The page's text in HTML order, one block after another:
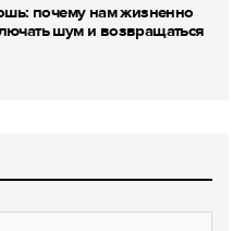
почему нам жизненно
шум и возвращаться